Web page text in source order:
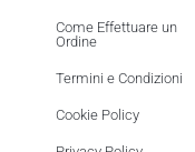
Come Effettuare un
Ordine
Termini e Condizioni
Cookie Policy